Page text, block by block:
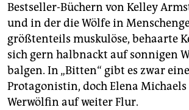
Bestseller-Büchern von Kelley
und in der die Wölfe in
größtenteils muskulöse, behaarte
sich gern halbnackt auf sonnigen
balgen. In „Bitten“ gibt es zwar
Protagonistin, doch Elena
Werwölfin auf weiter Flur.